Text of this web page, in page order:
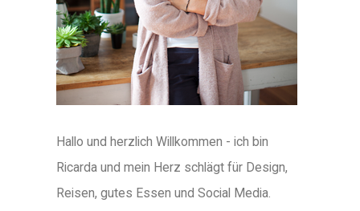
Hallo und herzlich Willkommen - ich bin
Ricarda und mein Herz schlägt für Design,
Reisen, gutes Essen und Social Media.